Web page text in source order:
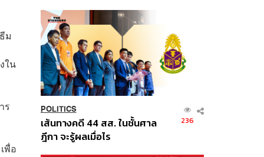
ม
ใน
ร
พื่อ
POLITICS
เส้นทางคดี 44 สส. ในชั้นศาล
ฎีกา จะรู้ผลเมื่อไร
236